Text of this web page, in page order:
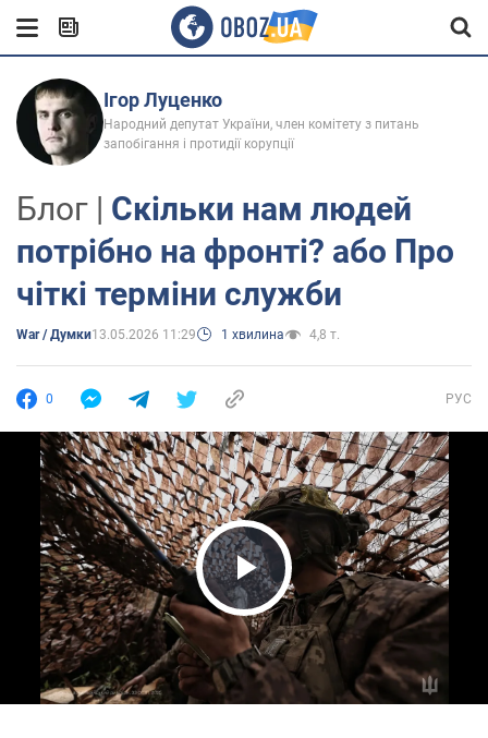
Ігор Луценко
Народний депутат України, член комітету з питань
запобігання і протидії корупції
Блог | Скільки нам людей
потрібно на фронті? або Про
чіткі терміни служби
War / Думки13.05.2026 11:29 1 хвилина 4,8 т.
0 РУС
Play Video